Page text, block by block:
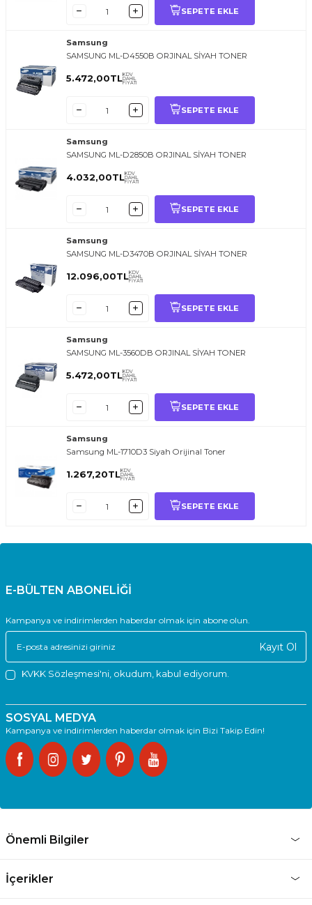
SEPETE EKLE
Samsung
SAMSUNG ML-D4550B ORJINAL SİYAH TONER
5.472,00TLKDV
DAHİL
FİYATI
SEPETE EKLE
Samsung
SAMSUNG ML-D2850B ORJINAL SİYAH TONER
4.032,00TLKDV
DAHİL
FİYATI
SEPETE EKLE
Samsung
SAMSUNG ML-D3470B ORJINAL SİYAH TONER
12.096,00TLKDV
DAHİL
FİYATI
SEPETE EKLE
Samsung
SAMSUNG ML-3560DB ORJINAL SİYAH TONER
5.472,00TLKDV
DAHİL
FİYATI
SEPETE EKLE
Samsung
Samsung ML-1710D3 Siyah Orijinal Toner
1.267,20TLKDV
DAHİL
FİYATI
SEPETE EKLE
E-BÜLTEN ABONELİĞİ
Kampanya ve indirimlerden haberdar olmak için abone olun.
Kayıt Ol
KVKK Sözleşmesi'ni , okudum, kabul ediyorum.
SOSYAL MEDYA
Kampanya ve indirimlerden haberdar olmak için Bizi Takip Edin!
Önemli Bilgiler
İçerikler